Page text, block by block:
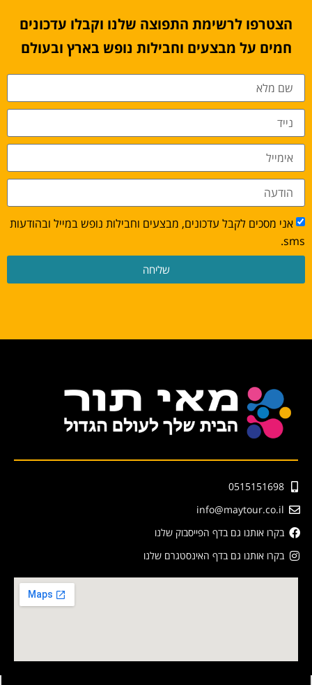
הצטרפו לרשימת התפוצה שלנו וקבלו עדכונים
חמים על מבצעים וחבילות נופש בארץ ובעולם
אני מסכים לקבל עדכונים, מבצעים וחבילות נופש במייל ובהודעות
sms.
שליחה
0515151698
info@maytour.co.il
בקרו אותנו גם בדף הפייסבוק שלנו
בקרו אותנו גם בדף האינסטגרם שלנו